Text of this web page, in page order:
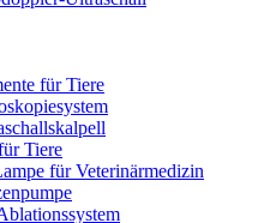
für Tiere
Tiere
für Veterinärmedizin